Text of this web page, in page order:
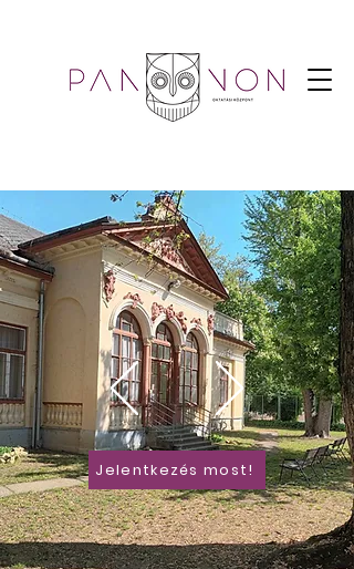
Jelentkezés most!